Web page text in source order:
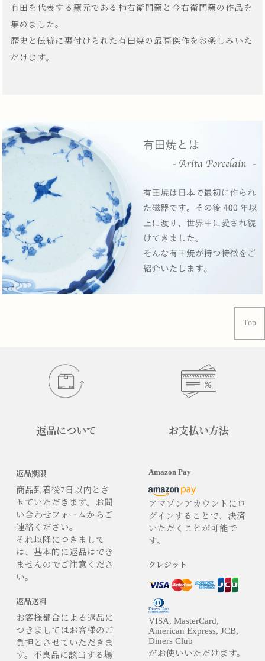
有田を代表する窯元である柿右衛門窯と今右衛門窯の作品を
集めました。
歴史と伝統に裏付けられた有田焼の最高傑作をお楽しみいた
だけます。
Top
返品について
返品期限
商品到着後7日以内とさ
せていただきます。お問
い合わせフォームからご
連絡ください。
それ以降につきまして
は、基本的に返品はでき
ませんのでご注意くださ
い。
返品送料
お客様都合による返品に
つきましてはお客様のご
負担とさせていただきま
す。不良品に該当する場
お支払い方法
Amazon Pay
アマゾンアカウントにロ
グインすることで、決済
いただくことが可能で
す。
クレジット
VISA, MasterCard,
American Express, JCB,
Diners Club
がお使いいただけます。